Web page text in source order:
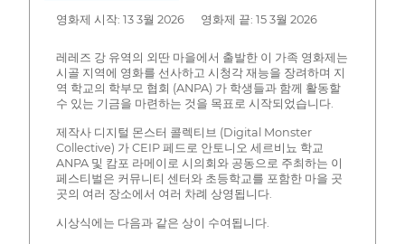
영화제 시작: 13 3월 2026 영화제 끝: 15 3월 2026
레레즈 강 유역의 외딴 마을에서 출발한 이 가족 영화제는
시골 지역에 영화를 선사하고 시청각 재능을 장려하며 지
역 학교의 학부모 협회 (ANPA) 가 학생들과 함께 활동할
수 있는 기금을 마련하는 것을 목표로 시작되었습니다.
제작사 디지털 몬스터 콜렉티브 (Digital Monster
Collective) 가 CEIP 페드로 안토니오 세르비뇨 학교
ANPA 및 캄포 라메이로 시의회와 공동으로 주최하는 이
페스티벌은 커뮤니티 센터와 초등학교를 포함한 마을 곳
곳의 여러 장소에서 여러 차례 상영됩니다.
시상식에는 다음과 같은 상이 수여됩니다.